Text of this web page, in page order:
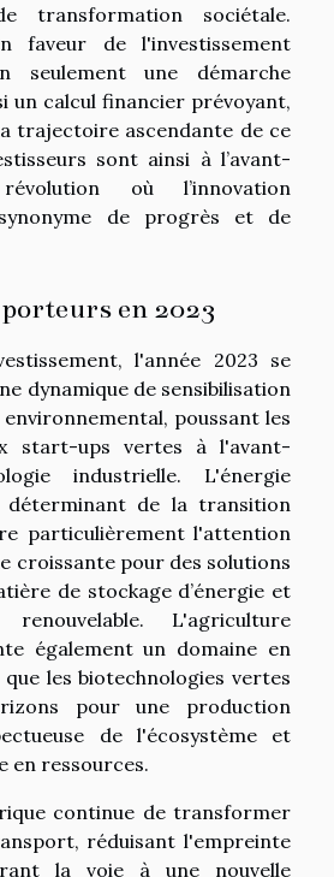
transformation sociétale.
faveur de l'investissement
seulement une démarche
un calcul financier prévoyant,
trajectoire ascendante de ce
sont ainsi à l’avant-
où l’innovation
de progrès et de
en 2023
l'année 2023 se
dynamique de sensibilisation
poussant les
start-ups vertes à l'avant-
industrielle. L'énergie
déterminant de la transition
particulièrement l'attention
croissante pour des solutions
de stockage d’énergie et
L'agriculture
également un domaine en
les biotechnologies vertes
pour une production
de l'écosystème et
en ressources.
continue de transformer
réduisant l'empreinte
la voie à une nouvelle